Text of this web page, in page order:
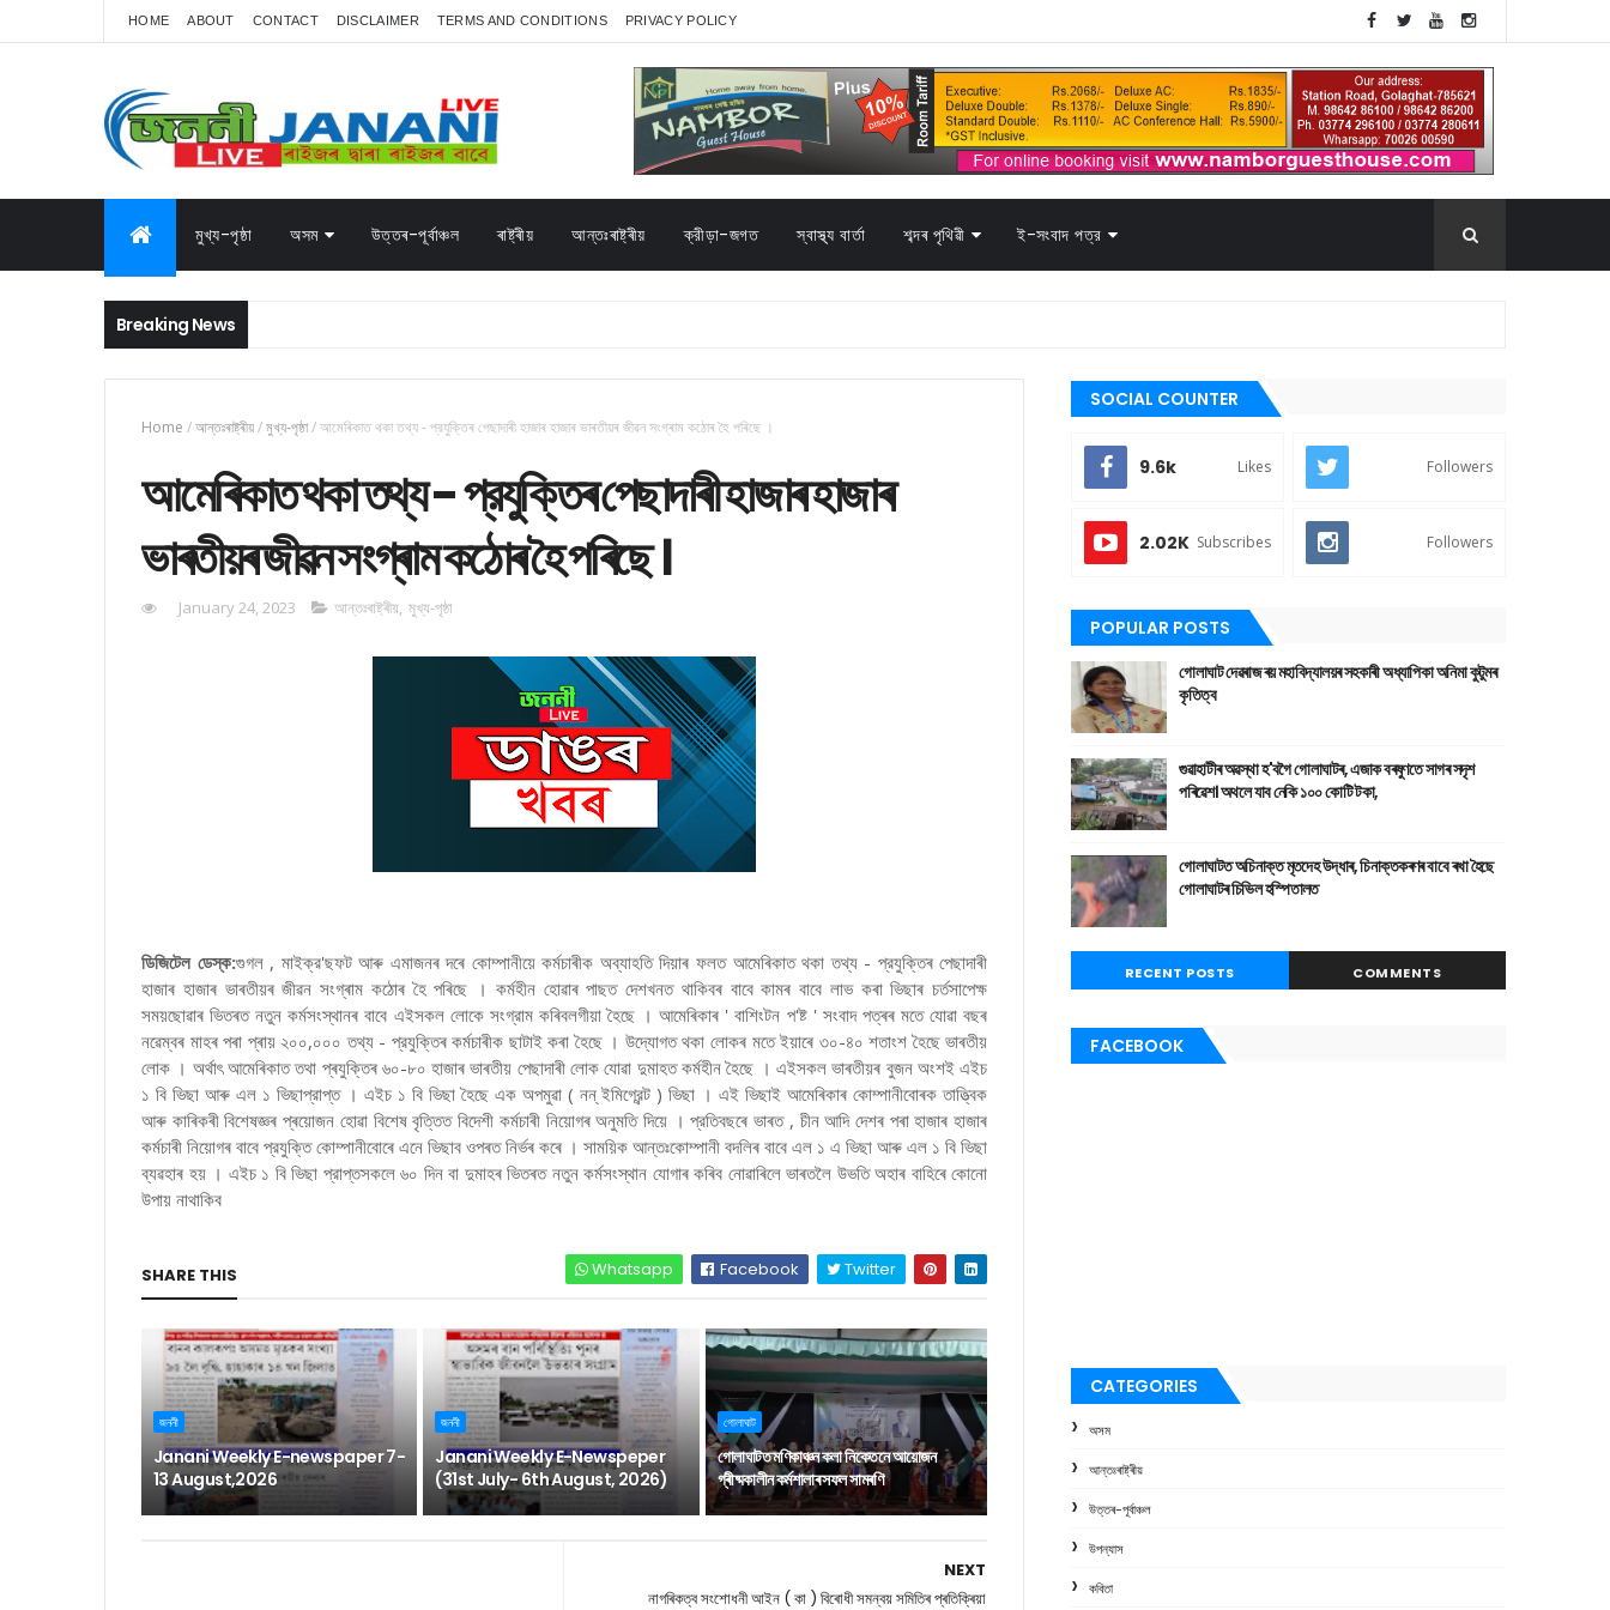
HOME ABOUT CONTACT DISCLAIMER TERMS AND CONDITIONS PRIVACY POLICY
মুখ্য-পৃষ্ঠা অসম উত্তৰ-পূৰ্বাঞ্চল ৰাষ্ট্ৰীয় আন্তঃৰাষ্ট্ৰীয় ক্রীড়া-জগত স্বাস্থ্য বাৰ্তা শব্দৰ পৃথিৱী ই-সংবাদ পত্র
Breaking News
Home /আন্তঃৰাষ্ট্ৰীয়/মুখ্য-পৃষ্ঠা/আমেৰিকাত থকা তথ্য - প্রযুক্তিৰ পেছাদাৰী হাজাৰ হাজাৰ ভাৰতীয়ৰ জীৱন সংগ্ৰাম কঠোৰ হৈ পৰিছে ।
আমেৰিকাত থকা তথ্য - প্রযুক্তিৰ পেছাদাৰী হাজাৰ হাজাৰ
ভাৰতীয়ৰ জীৱন সংগ্ৰাম কঠোৰ হৈ পৰিছে ।
January 24, 2023 আন্তঃৰাষ্ট্ৰীয়, মুখ্য-পৃষ্ঠা
ডিজিটেল ডেস্ক:গুগল , মাইক্র'ছফট আৰু এমাজনৰ দৰে কোম্পানীয়ে কৰ্মচাৰীক অব্যাহতি দিয়াৰ ফলত আমেৰিকাত থকা তথ্য - প্রযুক্তিৰ পেছাদাৰী
হাজাৰ হাজাৰ ভাৰতীয়ৰ জীৱন সংগ্ৰাম কঠোৰ হৈ পৰিছে । কর্মহীন হোৱাৰ পাছত দেশখনত থাকিবৰ বাবে কামৰ বাবে লাভ কৰা ভিছাৰ চৰ্তসাপেক্ষ
সময়ছোৱাৰ ভিতৰত নতুন কর্মসংস্থানৰ বাবে এইসকল লোকে সংগ্রাম কৰিবলগীয়া হৈছে । আমেৰিকাৰ ' বাশিংটন প'ষ্ট ' সংবাদ পত্ৰৰ মতে যোৱা বছৰ
নৱেম্বৰ মাহৰ পৰা প্ৰায় ২০০,০০০ তথ্য - প্রযুক্তিৰ কৰ্মচাৰীক ছাটাই কৰা হৈছে । উদ্যোগত থকা লোকৰ মতে ইয়াৰে ৩০-৪০ শতাংশ হৈছে ভাৰতীয়
লোক । অর্থাৎ আমেৰিকাত তথা প্ৰযুক্তিৰ ৬০-৮০ হাজাৰ ভাৰতীয় পেছাদাৰী লোক যোৱা দুমাহত কর্মহীন হৈছে । এইসকল ভাৰতীয়ৰ বুজন অংশই এইচ
১ বি ভিছা আৰু এল ১ ভিছাপ্রাপ্ত । এইচ ১ বি ভিছা হৈছে এক অপমুৱা ( নন্ ইমিগ্রেন্ট ) ভিছা । এই ভিছাই আমেৰিকাৰ কোম্পানীবোৰক তাত্ত্বিক
আৰু কাৰিকৰী বিশেষজ্ঞৰ প্ৰয়োজন হোৱা বিশেষ বৃত্তিত বিদেশী কৰ্মচাৰী নিয়োগৰ অনুমতি দিয়ে । প্রতিবছৰে ভাৰত , চীন আদি দেশৰ পৰা হাজাৰ হাজাৰ
কৰ্মচাৰী নিয়োগৰ বাবে প্রযুক্তি কোম্পানীবোৰে এনে ভিছাব ওপৰত নিৰ্ভৰ কৰে । সাময়িক আন্তঃকোম্পানী বদলিৰ বাবে এল ১ এ ভিছা আৰু এল ১ বি ভিছা
ব্যৱহাৰ হয় । এইচ ১ বি ভিছা প্রাপ্তসকলে ৬০ দিন বা দুমাহৰ ভিতৰত নতুন কর্মসংস্থান যোগাৰ কৰিব নোৱাৰিলে ভাৰতলৈ উভতি অহাৰ বাহিৰে কোনো
উপায় নাথাকিব
SHARE THIS Whatsapp Facebook Twitter
জননী
Janani Weekly E-newspaper 7-
13 August,2026
জননী
Janani Weekly E-Newspeper
(31st July- 6th August, 2026)
গোলাঘাট
গোলাঘাটত মণিকাঞ্চন কলা নিকেতনে আয়োজন
গ্ৰীষ্মকালীন কৰ্মশালাৰ সফল সামৰণি
NEXT
নাগৰিকত্ব সংশোধনী আইন ( কা ) বিৰোধী সমন্বয় সমিতিৰ প্ৰতিক্ৰিয়া
SOCIAL COUNTER
9.6k Likes Followers
2.02K Subscribes Followers
POPULAR POSTS
গোলাঘাট দেৱৰাজ ৰয় মহাবিদ্যালয়ৰ সহকাৰী অধ্যাপিকা অনিমা কুটুমৰ
কৃতিত্ব
গুৱাহাটীৰ অৱস্থা হ'বগৈ গোলাঘাটৰ, এজাক বৰষুণতে সাগৰ সদৃশ
পৰিৱেশ। অথলে যাব নেকি ১০০ কোটি টকা,
গোলাঘাটত অচিনাক্ত মৃতদেহ উদ্ধাৰ, চিনাক্তকৰণৰ বাবে ৰখা হৈছে
গোলাঘাটৰ চিভিল হস্পিতালত
RECENT POSTS COMMENTS
FACEBOOK
CATEGORIES
অসম
আন্তঃৰাষ্ট্ৰীয়
উত্তৰ-পূৰ্বাঞ্চল
উপন্যাস
কবিতা